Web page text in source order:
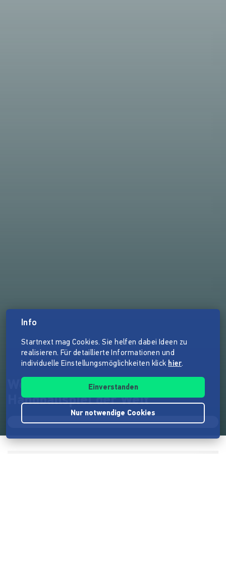
Weltrekord: Das längste
Handballspiel der Welt
Info
Startnext mag Cookies. Sie helfen dabei Ideen zu
realisieren. Für detaillierte Informationen und
individuelle Einstellungsmöglichkeiten klick hier.
Einverstanden
Nur notwendige Cookies